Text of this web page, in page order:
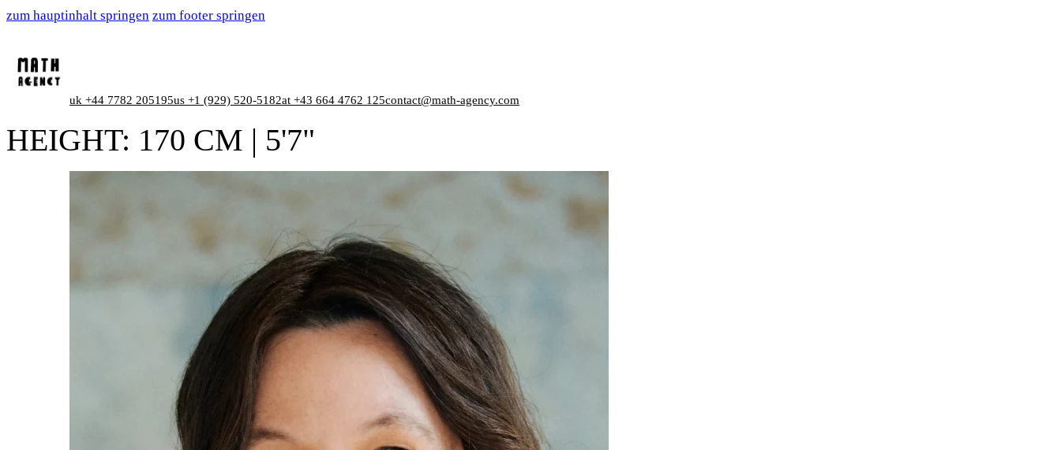
zum hauptinhalt springen zum footer springen
uk +44 7782 205195us +1 (929) 520-5182at +43 664 4762 125contact@math-agency.com
HEIGHT: 170 CM | 5'7"